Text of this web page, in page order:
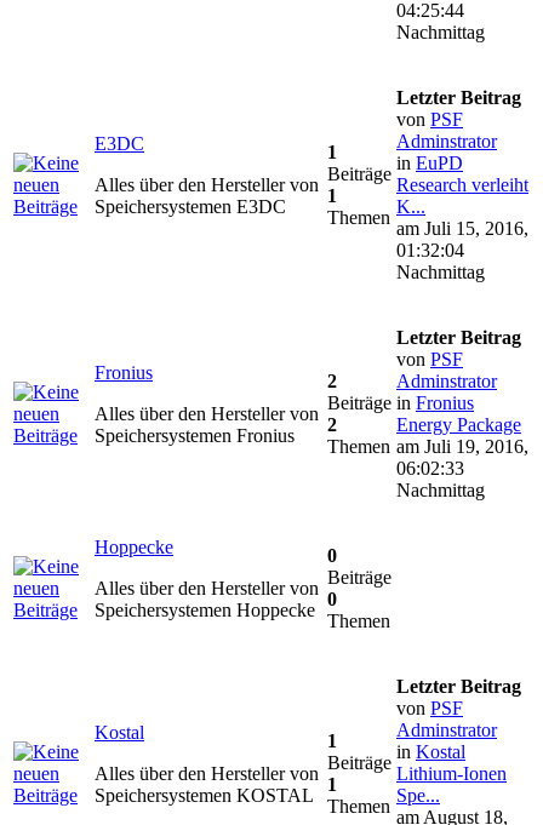
04:25:44
Nachmittag
E3DC
Alles über den Hersteller von
Speichersystemen E3DC
1
Beiträge
1
Themen
Letzter Beitrag
von PSF
Adminstrator
in EuPD
Research verleiht
K...
am Juli 15, 2016,
01:32:04
Nachmittag
Fronius
Alles über den Hersteller von
Speichersystemen Fronius
2
Beiträge
2
Themen
Letzter Beitrag
von PSF
Adminstrator
in Fronius
Energy Package
am Juli 19, 2016,
06:02:33
Nachmittag
Hoppecke
Alles über den Hersteller von
Speichersystemen Hoppecke
0
Beiträge
0
Themen
Kostal
Alles über den Hersteller von
Speichersystemen KOSTAL
1
Beiträge
1
Themen
Letzter Beitrag
von PSF
Adminstrator
in Kostal
Lithium-Ionen
Spe...
am August 18,